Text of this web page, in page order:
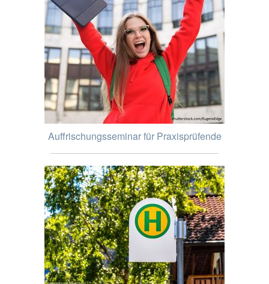
Auffrischungsseminar für Praxisprüfende